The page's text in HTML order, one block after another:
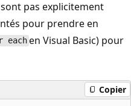
pas explicitement
pour prendre en
eachen Visual Basic) pour
Copier